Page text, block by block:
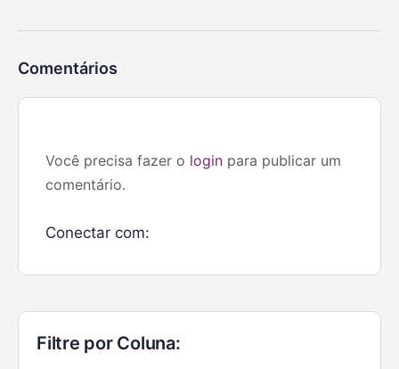
Comentários
Você precisa fazer o login para publicar um
comentário.
Conectar com:
Filtre por Coluna: